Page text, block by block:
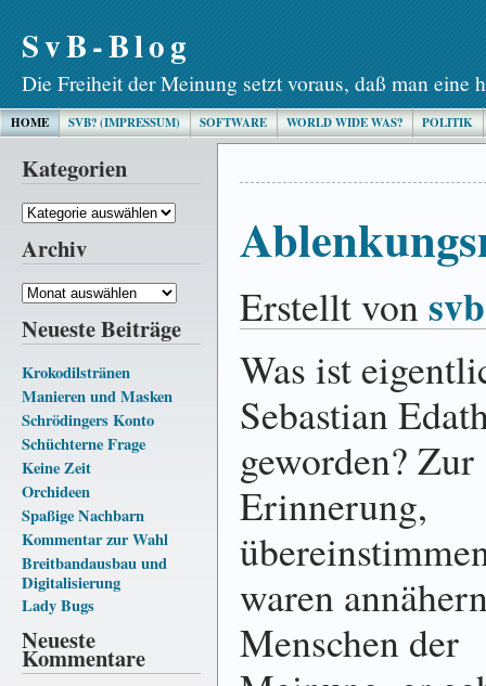
SvB-Blog
Die Freiheit der Meinung setzt voraus, daß man eine
HOME SVB? (IMPRESSUM) SOFTWARE WORLD WIDE WAS? POLITIK
Kategorien
Kategorien
Archiv
Archiv
Neueste Beiträge
Krokodilstränen
Manieren und Masken
Schrödingers Konto
Schüchterne Frage
Keine Zeit
Orchideen
Spaßige Nachbarn
Kommentar zur Wahl
Breitbandausbau und
Digitalisierung
Lady Bugs
Neueste
Kommentare
Erstellt vonsvb
Was ist
Sebastian
geworden? Zur
Erinnerung,
waren
Menschen der